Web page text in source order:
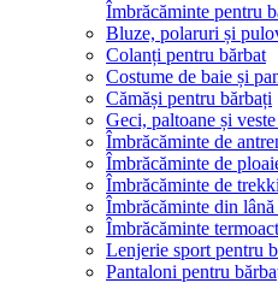
Îmbrăcăminte pentru
Bluze, polaruri și
Colanți pentru bărbat
Costume de baie și
Cămăși pentru bărbați
Geci, paltoane și
Îmbrăcăminte de
Îmbrăcăminte de
Îmbrăcăminte de
Îmbrăcăminte din
Îmbrăcăminte
Lenjerie sport pentru
Pantaloni pentru